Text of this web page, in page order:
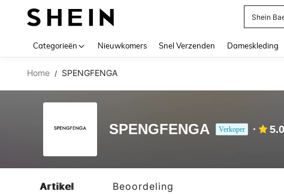
Shein
Categorieën Nieuwkomers Snel Verzenden Dameskleding
Home / SPENGFENGA
SPENGFENGA Verkoper
Artikel Beoordeling